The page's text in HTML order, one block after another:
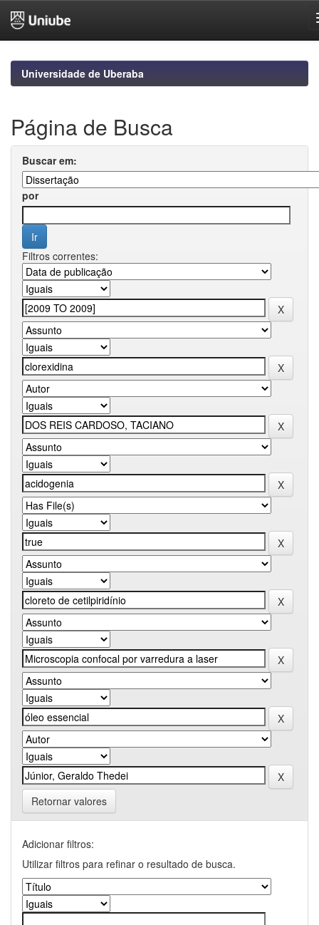
navigationUniversidade de Uberaba
Página de Busca
Buscar em:
por
Filtros correntes:
Retornar valores
Adicionar filtros:
Utilizar filtros para refinar o resultado de busca.